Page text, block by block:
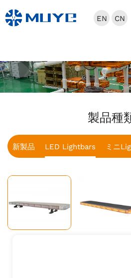
EN CN
製品種
新製品 LED Lightbars ミニ